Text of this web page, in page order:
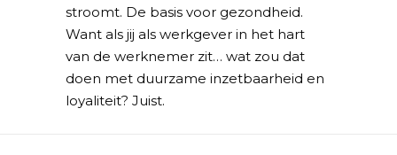
stroomt. De basis voor gezondheid.
Want als jij als werkgever in het hart
van de werknemer zit… wat zou dat
doen met duurzame inzetbaarheid en
loyaliteit? Juist.